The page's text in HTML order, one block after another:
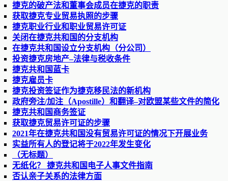
捷克的破产法和董事会成员在捷克的职责
获取捷克专业贸易执照的步骤
捷克职业行业和职业贸易许可证
关闭在捷克共和国的分支机构
在捷克共和国设立分支机构（分公司）
投资捷克房地产–法律与税收条件
捷克共和国蓝卡
捷克雇员卡
捷克投资签证作为捷克移民法的新机构
政府旁注/加注（Apostille）和翻译–对欧盟某些文件的简化
捷克共和国商务签证
获取捷克贸易许可证的步骤
2021年在捷克共和国没有贸易许可证的情况下开展业务
实益所有人的登记将于2022年发生变化
（无标题）
无纸化？ 捷克共和国电子人事文件指南
否认亲子关系的法律方面